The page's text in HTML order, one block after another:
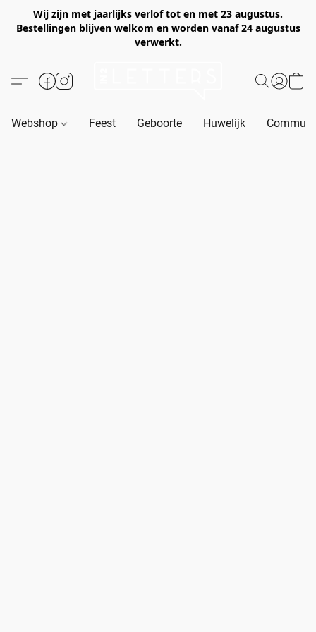
Wij zijn met jaarlijks verlof tot en met 23 augustus.
Bestellingen blijven welkom en worden vanaf 24 augustus
verwerkt.
Webshop Feest Geboorte Huwelijk